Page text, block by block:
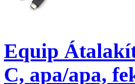
Equip
C, apa/apa,